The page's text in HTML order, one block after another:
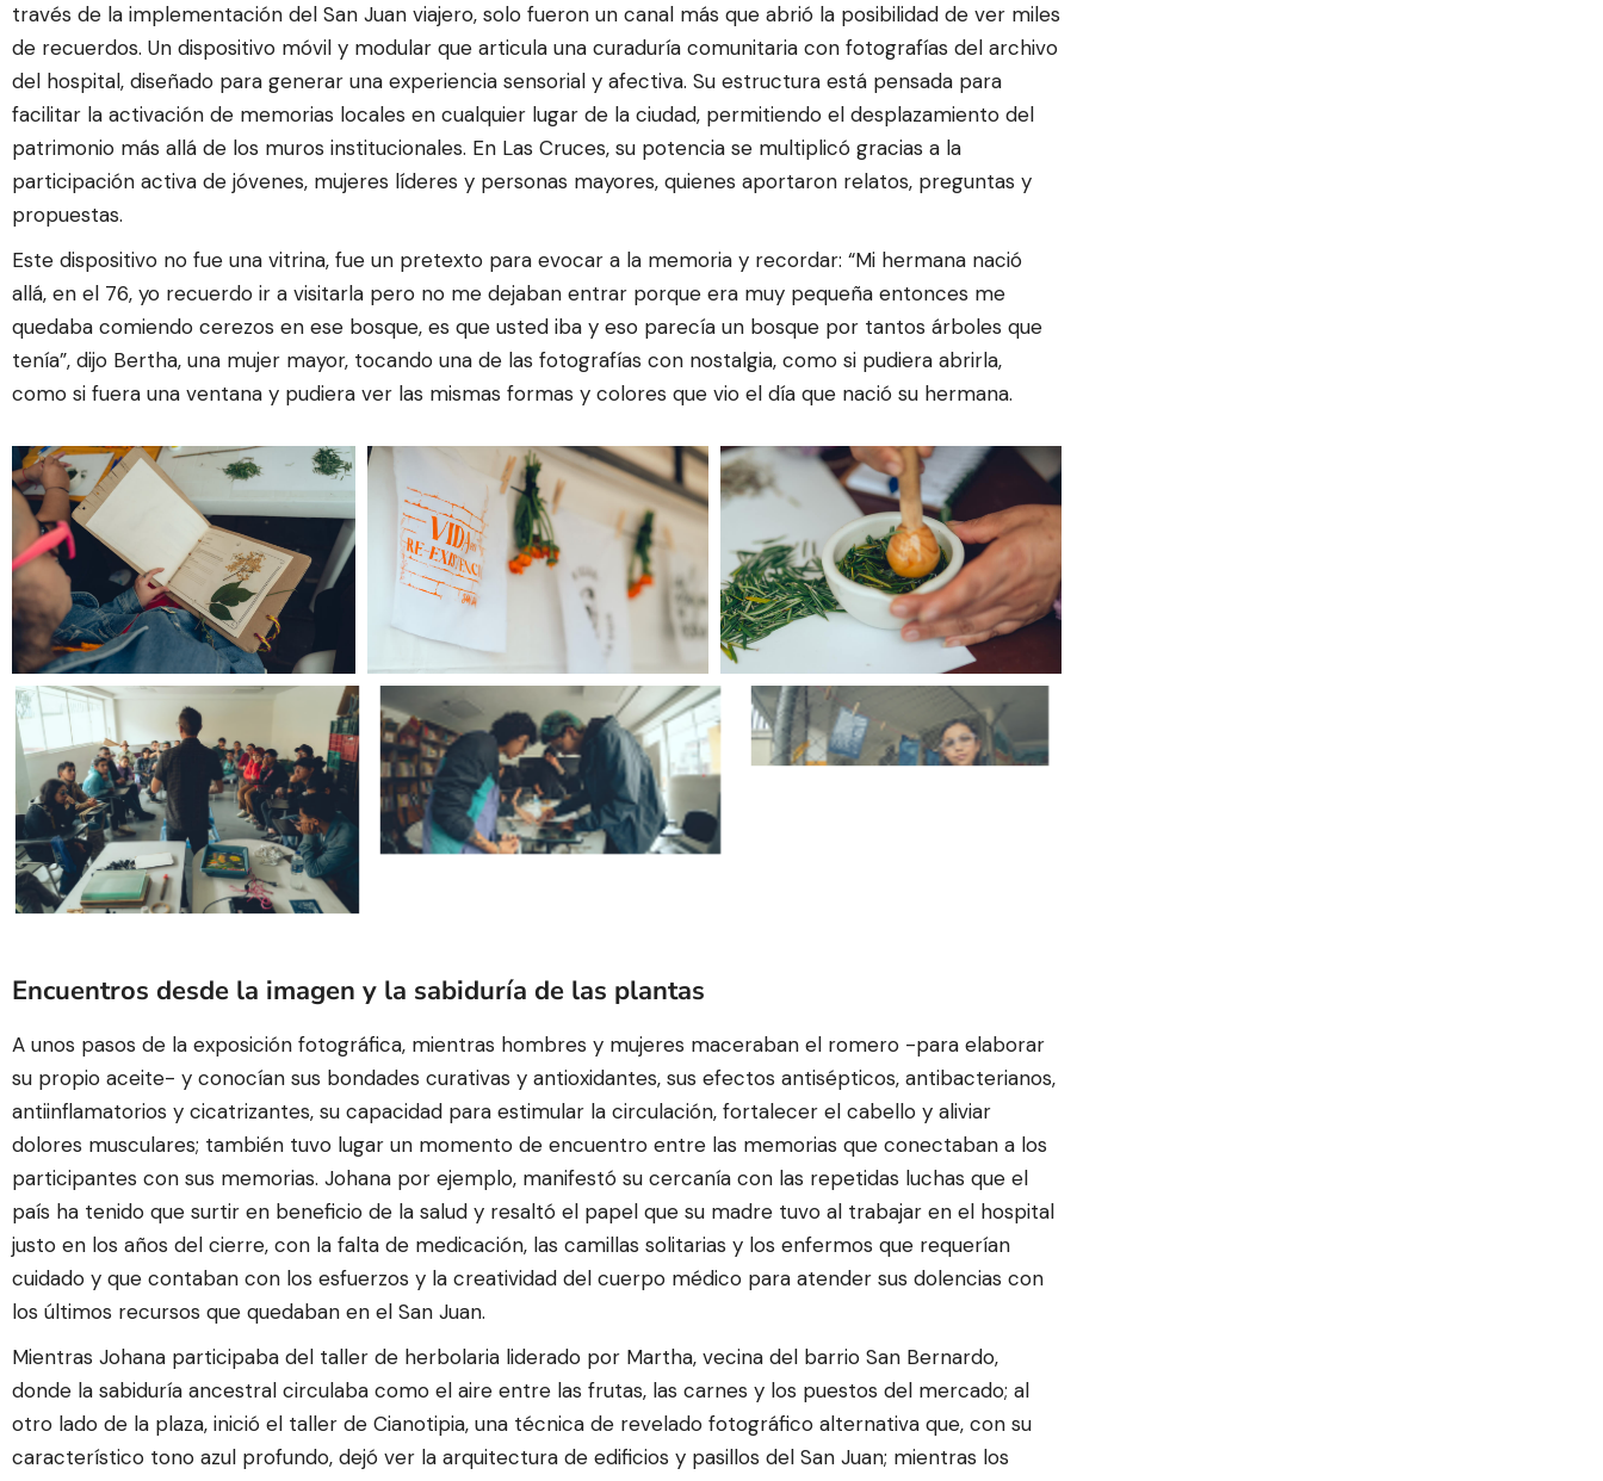
través de la implementación del San Juan viajero, solo fueron un canal más que abrió la posibilidad de ver miles
de recuerdos. Un dispositivo móvil y modular que articula una curaduría comunitaria con fotografías del archivo
del hospital, diseñado para generar una experiencia sensorial y afectiva. Su estructura está pensada para
facilitar la activación de memorias locales en cualquier lugar de la ciudad, permitiendo el desplazamiento del
patrimonio más allá de los muros institucionales. En Las Cruces, su potencia se multiplicó gracias a la
participación activa de jóvenes, mujeres líderes y personas mayores, quienes aportaron relatos, preguntas y
propuestas.
Este dispositivo no fue una vitrina, fue un pretexto para evocar a la memoria y recordar: “Mi hermana nació
allá, en el 76, yo recuerdo ir a visitarla pero no me dejaban entrar porque era muy pequeña entonces me
quedaba comiendo cerezos en ese bosque, es que usted iba y eso parecía un bosque por tantos árboles que
tenía”, dijo Bertha, una mujer mayor, tocando una de las fotografías con nostalgia, como si pudiera abrirla,
como si fuera una ventana y pudiera ver las mismas formas y colores que vio el día que nació su hermana.
Encuentros desde la imagen y la sabiduría de las plantas
A unos pasos de la exposición fotográfica, mientras hombres y mujeres maceraban el romero -para elaborar
su propio aceite- y conocían sus bondades curativas y antioxidantes, sus efectos antisépticos, antibacterianos,
antiinflamatorios y cicatrizantes, su capacidad para estimular la circulación, fortalecer el cabello y aliviar
dolores musculares; también tuvo lugar un momento de encuentro entre las memorias que conectaban a los
participantes con sus memorias. Johana por ejemplo, manifestó su cercanía con las repetidas luchas que el
país ha tenido que surtir en beneficio de la salud y resaltó el papel que su madre tuvo al trabajar en el hospital
justo en los años del cierre, con la falta de medicación, las camillas solitarias y los enfermos que requerían
cuidado y que contaban con los esfuerzos y la creatividad del cuerpo médico para atender sus dolencias con
los últimos recursos que quedaban en el San Juan.
Mientras Johana participaba del taller de herbolaria liderado por Martha, vecina del barrio San Bernardo,
donde la sabiduría ancestral circulaba como el aire entre las frutas, las carnes y los puestos del mercado; al
otro lado de la plaza, inició el taller de Cianotipia, una técnica de revelado fotográfico alternativa que, con su
característico tono azul profundo, dejó ver la arquitectura de edificios y pasillos del San Juan; mientras los